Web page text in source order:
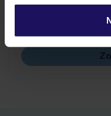
Czy w Hotelu będzie
Na jakiej podstawie i